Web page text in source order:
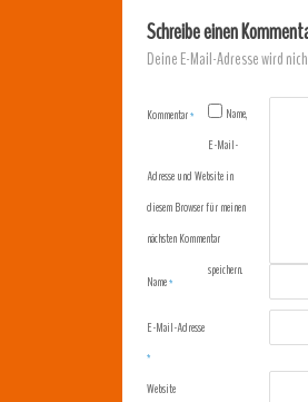
Schreibe einen
Deine E-Mail-Adresse wird
Kommentar*
Name*
E-Mail-Adresse
*
Website
Name,
E-Mail-
Adresse und Website in
diesem Browser für meinen
nächsten Kommentar
speichern.